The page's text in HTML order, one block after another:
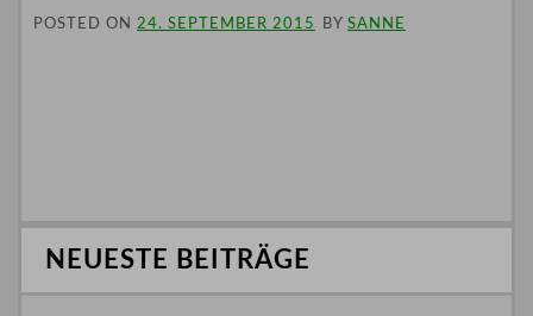
POSTED ON 24. SEPTEMBER 2015 BY SANNE
NEUESTE BEITRÄGE